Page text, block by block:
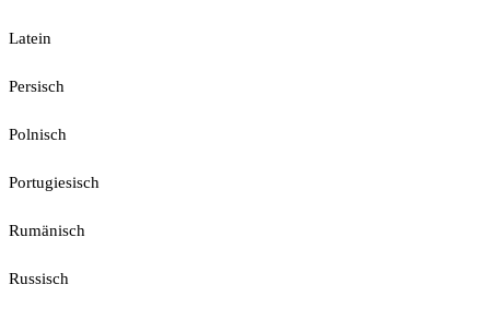
Latein
Persisch
Polnisch
Portugiesisch
Rumänisch
Russisch